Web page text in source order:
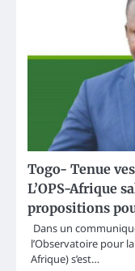
Togo- Tenue
L’OPS-Afrique
propositions
Dans un
l’Observatoire pour
Afrique) s’est…